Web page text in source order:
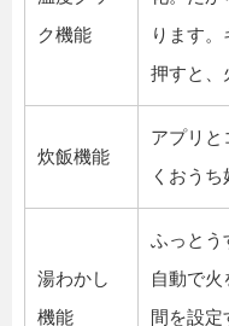
ク機能
ります
押すと、
炊飯機能
アプリと
くおうち
湯わかし
機能
ふっとう
自動で
間を設定